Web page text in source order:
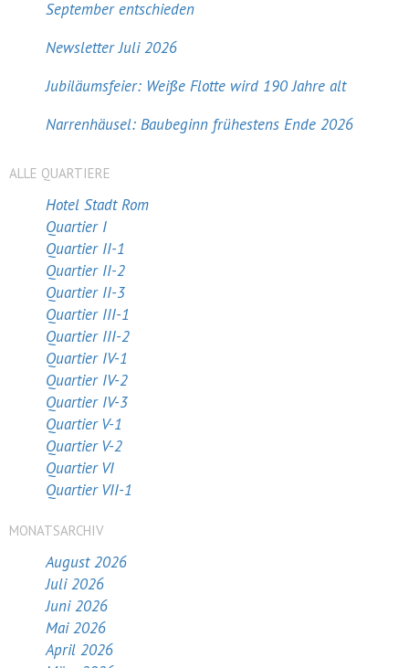
September entschieden
Newsletter Juli 2026
Jubiläumsfeier: Weiße Flotte wird 190 Jahre alt
Narrenhäusel: Baubeginn frühestens Ende 2026
ALLE QUARTIERE
Hotel Stadt Rom
Quartier I
Quartier II-1
Quartier II-2
Quartier II-3
Quartier III-1
Quartier III-2
Quartier IV-1
Quartier IV-2
Quartier IV-3
Quartier V-1
Quartier V-2
Quartier VI
Quartier VII-1
MONATSARCHIV
August 2026
Juli 2026
Juni 2026
Mai 2026
April 2026